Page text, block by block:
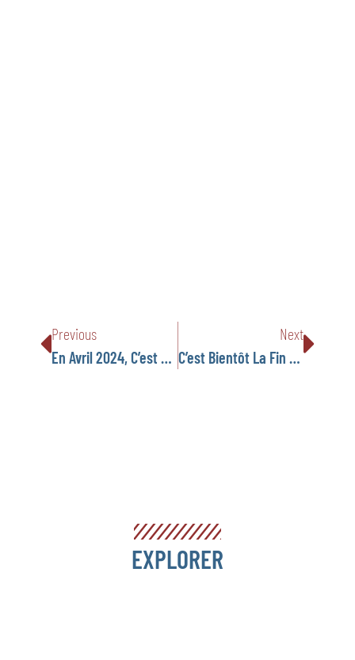
Previous
En Avril 2024, C’est Parti Pour Le Dernier Trimestre !
Next
C’est Bientôt La Fin De L’année Scolaire
EXPLORER